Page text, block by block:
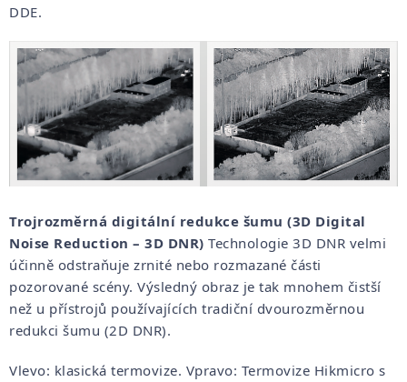
DDE.
Trojrozměrná digitální redukce šumu (3D Digital
Noise Reduction – 3D DNR) Technologie 3D DNR velmi
účinně odstraňuje zrnité nebo rozmazané části
pozorované scény. Výsledný obraz je tak mnohem čistší
než u přístrojů používajících tradiční dvourozměrnou
redukci šumu (2D DNR).
Vlevo: klasická termovize. Vpravo: Termovize Hikmicro s